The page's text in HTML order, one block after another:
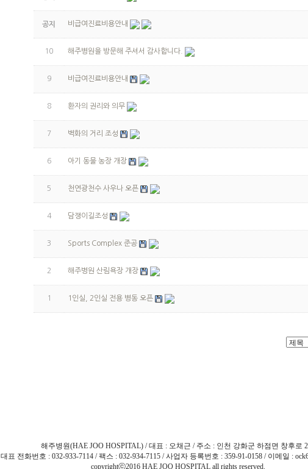
공지 비급여진료비용안내
10 해주병원을 방문해 주셔서 감사합니다.
9 비급여진료비용안내
8 환자의 권리와 의무
7 벽화의 거리 조성
6 아기 동물 농장 개장
5 천연광천수 사우나 오픈
4 담쟁이길조성
3 Sports Complex 준공
2 해주병원 산림욕장 개장
1 1인실, 2인실 전용 병동 오픈
해주병원(HAE JOO HOSPITAL) / 대표 : 오채근 / 주소 : 인천 강화군 하점면 창후로
대표 전화번호 : 032-933-7114 / 팩스 : 032-934-7115 / 사업자 등록번호 : 359-91-0158 / 이메일 :
copyrightⓒ2016 HAE JOO HOSPITAL all rights reserved.